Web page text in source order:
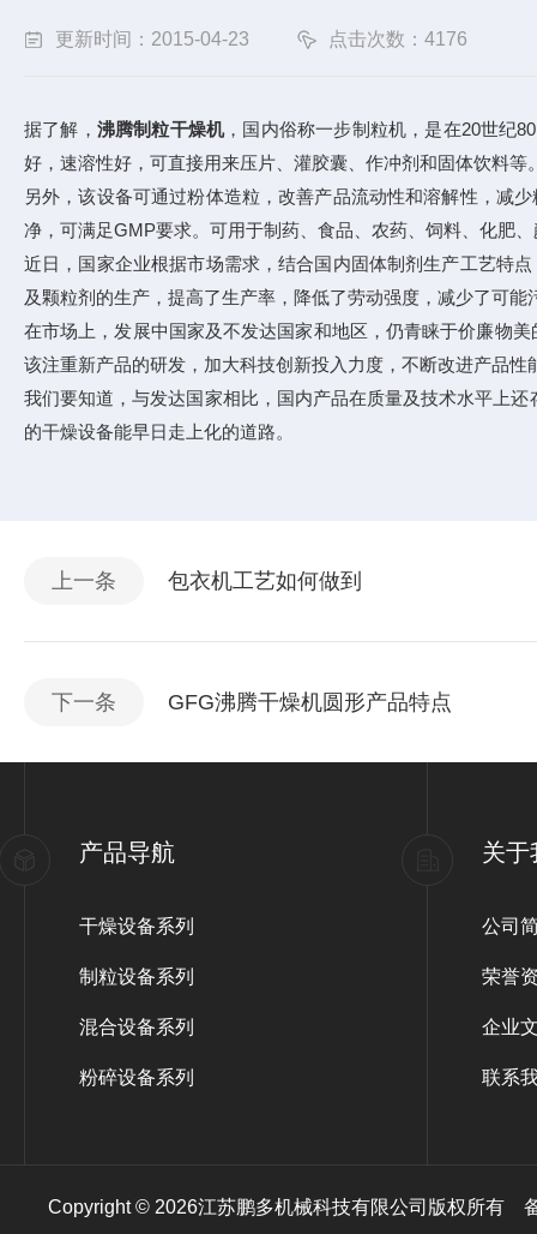
更新时间：2015-04-23 点击次数：4176
据了解， 沸腾制粒干燥机，国内俗称一步制粒机，是在20世纪
好，速溶性好，可直接用来压片、灌胶囊、作冲剂和固体饮料等
另外，该设备可通过粉体造粒，改善产品流动性和溶解性，减
净，可满足GMP要求。可用于制药、食品、农药、饲料、化肥
近日，国家企业根据市场需求，结合国内固体制剂生产工艺特
及颗粒剂的生产，提高了生产率，降低了劳动强度，减少了可
在市场上，发展中国家及不发达国家和地区，仍青睐于价廉物
该注重新产品的研发，加大科技创新投入力度，不断改进产品性
我们要知道，与发达国家相比，国内产品在质量及技术水平上
的干燥设备能早日走上化的道路。
上一条 包衣机工艺如何做到
下一条 GFG沸腾干燥机圆形产品特点
产品导航
干燥设备系列
制粒设备系列
混合设备系列
粉碎设备系列
关于
公司
荣誉
企业
联系
Copyright © 2026江苏鹏多机械科技有限公司版权所有